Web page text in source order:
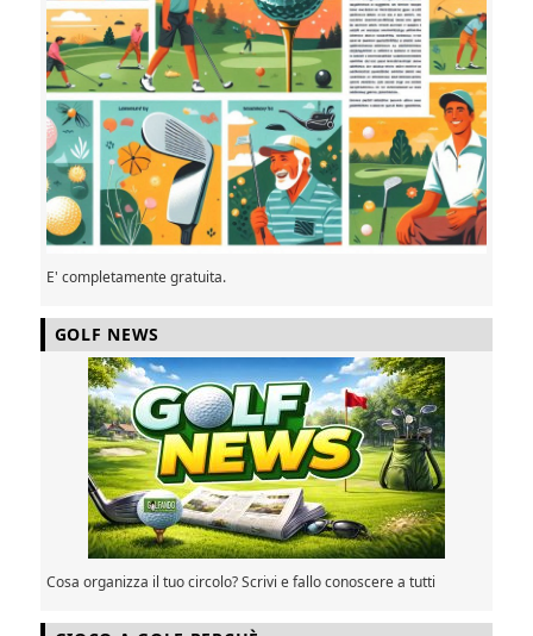
E' completamente gratuita.
GOLF NEWS
Cosa organizza il tuo circolo? Scrivi e fallo conoscere a tutti